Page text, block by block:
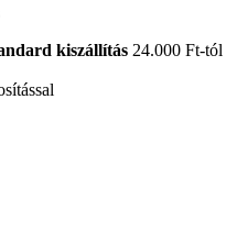
kiszállítás 24.000 Ft-tól